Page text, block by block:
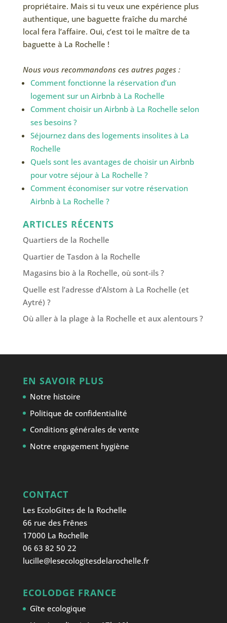
propriétaire. Mais si tu veux une expérience plus
authentique, une baguette fraîche du marché
local fera l’affaire. Oui, c’est toi le maître de ta
baguette à La Rochelle !
Nous vous recommandons ces autres pages :
Comment fonctionne la réservation d’un
logement sur un Airbnb à La Rochelle
Comment choisir un Airbnb à La Rochelle selon
ses besoins ?
Séjournez dans des logements insolites à La
Rochelle
Quels sont les avantages de choisir un Airbnb
pour votre séjour à La Rochelle ?
Comment économiser sur votre réservation
Airbnb à La Rochelle ?
ARTICLES RÉCENTS
Quartiers de la Rochelle
Quartier de Tasdon à la Rochelle
Magasins bio à la Rochelle, où sont-ils ?
Quelle est l’adresse d’Alstom à La Rochelle (et
Aytré) ?
Où aller à la plage à la Rochelle et aux alentours ?
EN SAVOIR PLUS
Notre histoire
Politique de confidentialité
Conditions générales de vente
Notre engagement hygiène
CONTACT
Les EcoloGites de la Rochelle
66 rue des Frênes
17000 La Rochelle
06 63 82 50 22
lucille@lesecologitesdelarochelle.fr
ECOLODGE FRANCE
Gîte ecologique